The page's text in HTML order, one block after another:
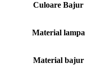
Culoare Bajur
Material lampa
Material bajur